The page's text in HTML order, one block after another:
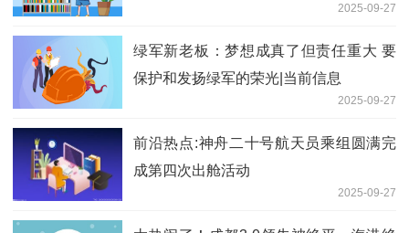
2025-09-27
绿军新老板：梦想成真了但责任重大 要
保护和发扬绿军的荣光|当前信息
2025-09-27
前沿热点:神舟二十号航天员乘组圆满完
成第四次出舱活动
2025-09-27